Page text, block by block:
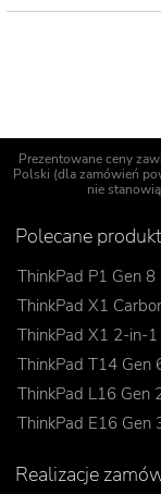
Prezentowane ceny
Polski (dla zamówień
nie
Polecane
ThinkPad P1 Gen 8
ThinkPad X1
ThinkPad X1 2-in-
ThinkPad T14 Gen
ThinkPad L16 Gen
ThinkPad E16 Gen
Realizacje